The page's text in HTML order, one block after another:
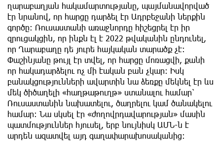
ղարաբաղյան հակամարտությանը, պայմանավորված
էր նրանով, որ հարցը դարձել էր Ադրբեջանի ներքին
գործը։ Ռուսաստանի առաջնորդը հիշեցրել էր իր
զրուցակցին, որ ինքն էլ է 2022 թվականին ընդունել,
որ Ղարաբաղը դե յուրե հայկական տարածք չէ։
Փաշինյանը թույլ էր տվել, որ հարցը մոռացվի, քանի
որ հակադարձելու ոչ մի էական բան չկար։ Իսկ
բանակցությունների ավարտին նա ձեռքը մեկնել էր ևս
մեկ ծիծաղելի «հաղթաթուղթ» ստանալու համար՝
Ռուսաստանին նախատելու, ծաղրելու կամ ծանակելու
համար։ Նա սկսել էր «ժողովրդավարության» մասին
պատմություններ հյուսել, երբ նույնիսկ ԱՄՆ-ն է
արդեն ազատվել այդ գաղափարախոսականից։